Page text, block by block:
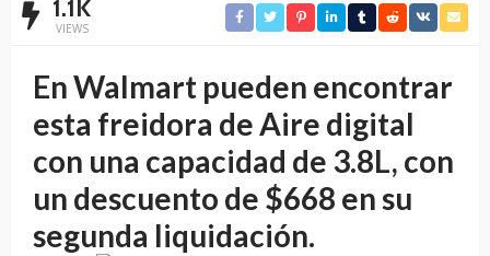
1.1K
VIEWS
En Walmart pueden encontrar
esta freidora de Aire digital
con una capacidad de 3.8L, con
un descuento de $668 en su
segunda liquidación.